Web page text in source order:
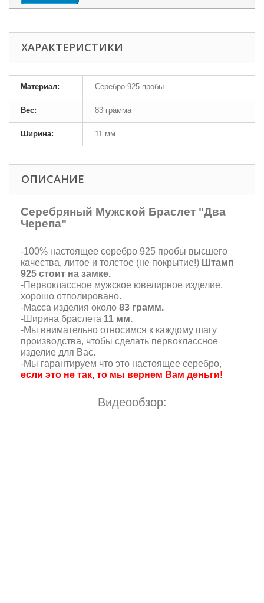
ХАРАКТЕРИСТИКИ
Материал: Серебро 925 пробы
Вес: 83 грамма
Ширина: 11 мм
ОПИСАНИЕ
Серебряный Мужской Браслет "Два
Черепа"
-100% настоящее серебро 925 пробы высшего
качества, литое и толстое (не покрытие!) Штамп
925 стоит на замке.
-Первоклассное мужское ювелирное изделие,
хорошо отполировано.
-Масса изделия около 83 грамм.
-Ширина браслета 11 мм.
-Мы внимательно относимся к каждому шагу
производства, чтобы сделать первоклассное
изделие для Вас.
-Мы гарантируем что это настоящее серебро,
если это не так, то мы вернем Вам деньги!
Видеообзор: